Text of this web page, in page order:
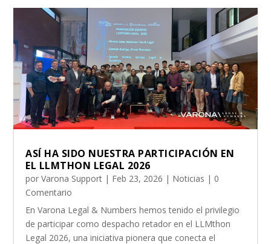
ASÍ HA SIDO NUESTRA PARTICIPACIÓN EN
EL LLMTHON LEGAL 2026
porVarona Support | Feb 23, 2026 | Noticias | 0
Comentario
En Varona Legal & Numbers hemos tenido el privilegio
de participar como despacho retador en el LLMthon
Legal 2026, una iniciativa pionera que conecta el